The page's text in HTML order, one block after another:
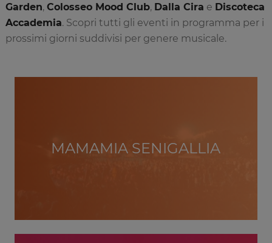
Garden, Colosseo Mood Club, Dalla Cira e Discoteca
Accademia. Scopri tutti gli eventi in programma per i
prossimi giorni suddivisi per genere musicale.
MAMAMIA SENIGALLIA